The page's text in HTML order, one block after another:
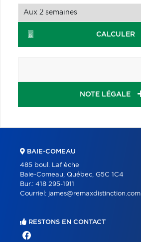
CALCULER
NOTE LÉGALE
BAIE-COMEAU
485 boul. Laflèche
Baie-Comeau, Québec, G5C 1C4
Bur.: 418 295-1911
Courriel: james@remaxdistinction.com
RESTONS EN CONTACT